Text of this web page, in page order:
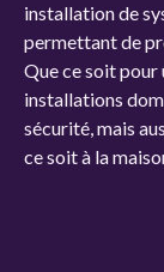
installation de
permettant de
Que ce soit pour
installations
sécurité, mais
ce soit à la